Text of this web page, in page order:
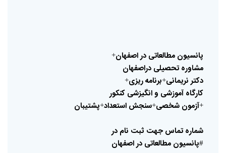
پانسیون مطالعاتی دراصفهان+
مشاوره تحصیلی دراصفهان
دکتر نریمانی+برنامهریزی+
کارگاه آموزشی وانگیزشی کنکور
+آزمون شخصی+سنجش استعداد+پشتیبان
شماره تماس جهت ثبت نام در
#پانسیون مطالعاتی دراصفهان